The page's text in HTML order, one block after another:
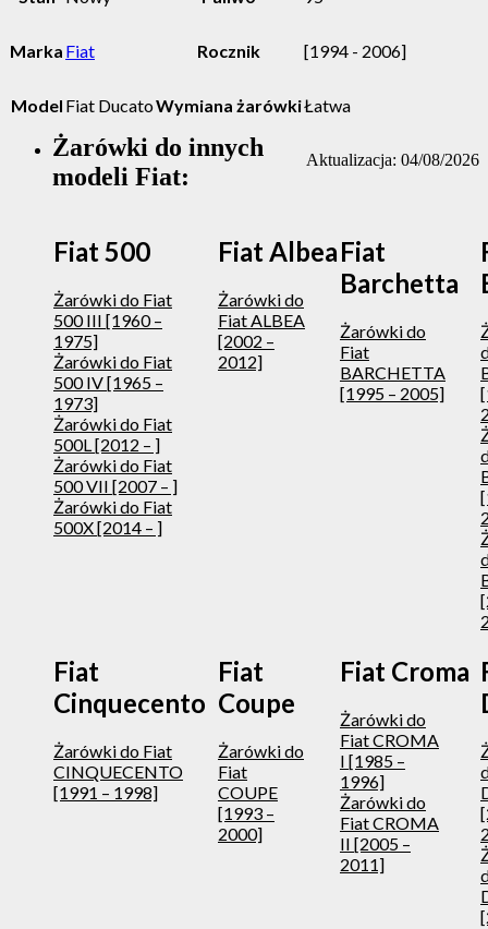
Marka Fiat
Model Fiat Ducato
Rocznik [1994 - 2006]
Wymiana żarówkiŁatwa
Aktualizacja: 04/08/2026
Żarówki do innych
modeli Fiat:
Fiat 500
Żarówki do Fiat
500 III [1960 –
1975]
Żarówki do Fiat
500 IV [1965 –
1973]
Żarówki do Fiat
500L [2012 – ]
Żarówki do Fiat
500 VII [2007 – ]
Żarówki do Fiat
500X [2014 – ]
Fiat Albea
Żarówki do
Fiat ALBEA
[2002 –
2012]
Fiat
Barchetta
Żarówki do
Fiat
BARCHETTA
[1995 – 2005]
Fiat
Cinquecento
Żarówki do Fiat
CINQUECENTO
[1991 – 1998]
Fiat
Coupe
Żarówki do
Fiat
COUPE
[1993 –
2000]
Fiat Croma
Żarówki do
Fiat CROMA
I [1985 –
1996]
Żarówki do
Fiat CROMA
II [2005 –
2011]